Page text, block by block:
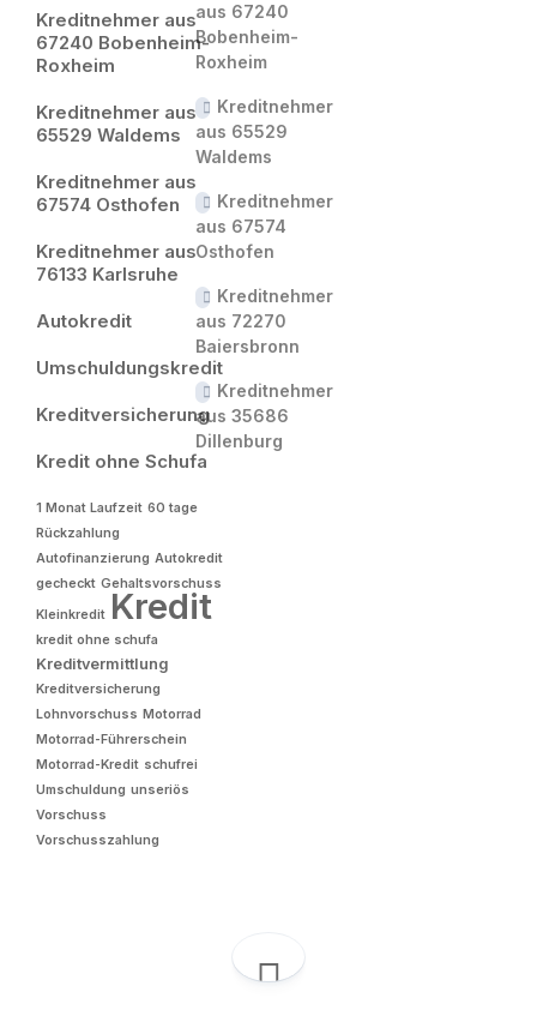
Kreditnehmer aus
67240 Bobenheim-
Roxheim
Kreditnehmer aus
65529 Waldems
Kreditnehmer aus
67574 Osthofen
Kreditnehmer aus
76133 Karlsruhe
Autokredit
Umschuldungskredit
Kreditversicherung
Kredit ohne Schufa
1 Monat Laufzeit 60 tage
Rückzahlung
Autofinanzierung Autokredit
gecheckt Gehaltsvorschuss
Kleinkredit Kredit
kredit ohne schufa
Kreditvermittlung
Kreditversicherung
Lohnvorschuss Motorrad
Motorrad-Führerschein
Motorrad-Kredit schufrei
Umschuldung unseriös
Vorschuss
Vorschusszahlung
aus 67240
Bobenheim-
Roxheim
Kreditnehmer
aus 65529
Waldems
Kreditnehmer
aus 67574
Osthofen
Kreditnehmer
aus 72270
Baiersbronn
Kreditnehmer
aus 35686
Dillenburg